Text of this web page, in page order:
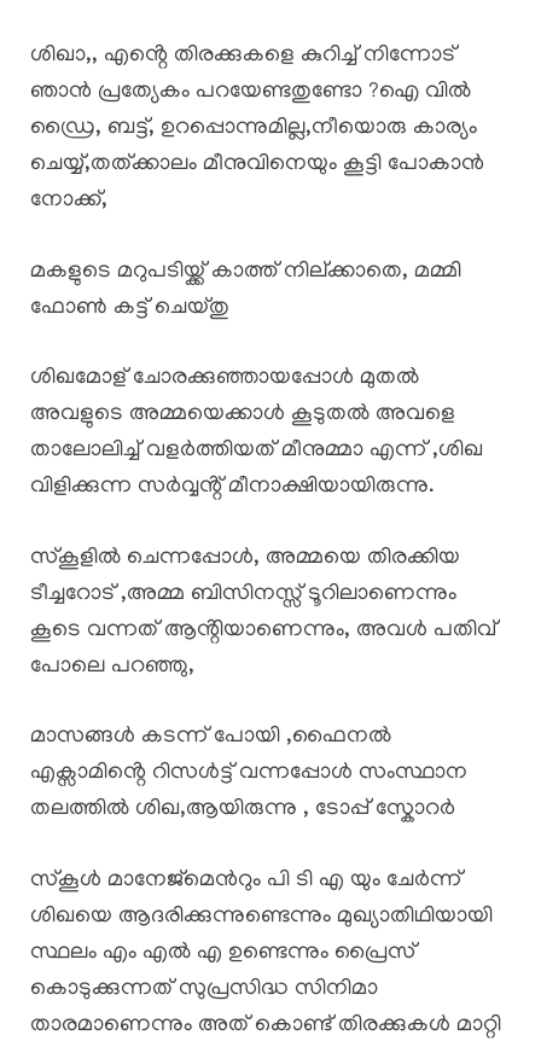
ശിഖാ,, എൻ്റെ തിരക്കുകളെ കുറിച്ച് നിന്നോട്
ഞാൻ പ്രത്യേകം പറയേണ്ടതുണ്ടോ ?ഐ വിൽ
ഡ്രൈ, ബട്ട്, ഉറപ്പൊന്നുമില്ല,നീയൊരു കാര്യം
ചെയ്യ്,തത്ക്കാലം മീനുവിനെയും കൂട്ടി പോകാൻ
നോക്ക്,
മകളുടെ മറുപടിയ്ക്ക് കാത്ത് നില്ക്കാതെ, മമ്മി
ഫോൺ കട്ട് ചെയ്തു
ശിഖമോള് ചോരക്കുഞ്ഞായപ്പോൾ മുതൽ
അവളുടെ അമ്മയെക്കാൾ കൂടുതൽ അവളെ
താലോലിച്ച് വളർത്തിയത് മീനുമ്മാ എന്ന് ,ശിഖ
വിളിക്കുന്ന സർവ്വൻ്റ് മീനാക്ഷിയായിരുന്നു.
സ്കൂളിൽ ചെന്നപ്പോൾ, അമ്മയെ തിരക്കിയ
ടീച്ചറോട് ,അമ്മ ബിസിനസ്സ് ടൂറിലാണെന്നും
കൂടെ വന്നത് ആൻ്റിയാണെന്നും, അവൾ പതിവ്
പോലെ പറഞ്ഞു,
മാസങ്ങൾ കടന്ന് പോയി ,ഫൈനൽ
എക്സാമിൻ്റെ റിസൾട്ട് വന്നപ്പോൾ സംസ്ഥാന
തലത്തിൽ ശിഖ,ആയിരുന്നു , ടോപ്പ് സ്കോറർ
സ്കൂൾ മാനേജ്മെൻറും പി ടി എ യും ചേർന്ന്
ശിഖയെ ആദരിക്കുന്നുണ്ടെന്നും മുഖ്യാതിഥിയായി
സ്ഥലം എം എൽ എ ഉണ്ടെന്നും പ്രൈസ്
കൊടുക്കുന്നത് സുപ്രസിദ്ധ സിനിമാ
താരമാണെന്നും അത് കൊണ്ട് തിരക്കുകൾ മാറ്റി